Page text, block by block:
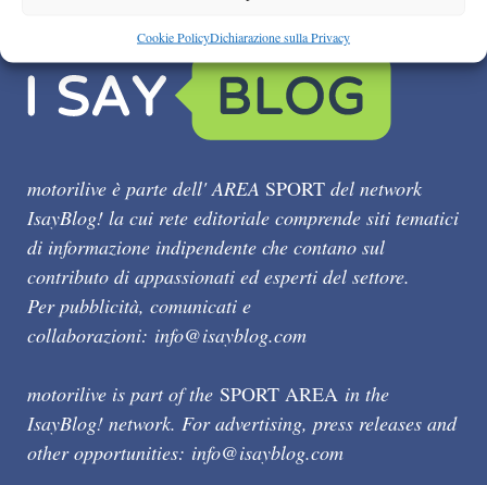
Cookie PolicyDichiarazione sulla Privacy
motorilive è parte dell' AREA SPORT del network
IsayBlog! la cui rete editoriale comprende siti tematici
di informazione indipendente che contano sul
contributo di appassionati ed esperti del settore.
Per pubblicità, comunicati e
collaborazioni: info@isayblog.com
motorilive is part of the SPORT AREA in the
IsayBlog! network. For advertising, press releases and
other opportunities: info@isayblog.com